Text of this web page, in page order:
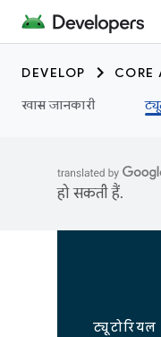
DEVELOP CORE
खास जानकारी
हो सकती हैं.
ट्यूटोरियल